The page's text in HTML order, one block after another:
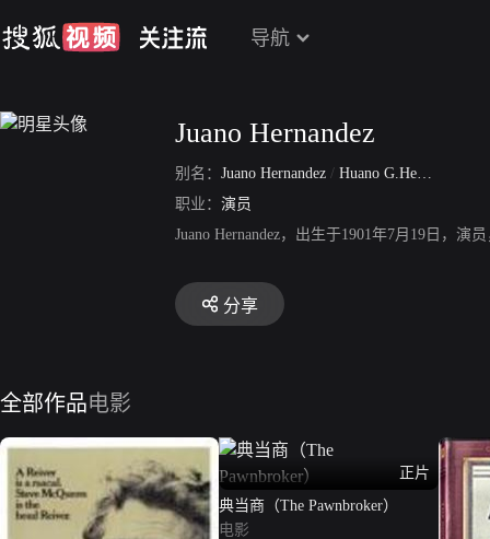
导航
Juano Hernandez
别名： Juano Hernandez / Huano G.Hernandez
职业： 演员
Juano Hernandez，出生于1901年7月19日，
分享
全部作品电影
正片
典当商（The Pawnbroker）
电影